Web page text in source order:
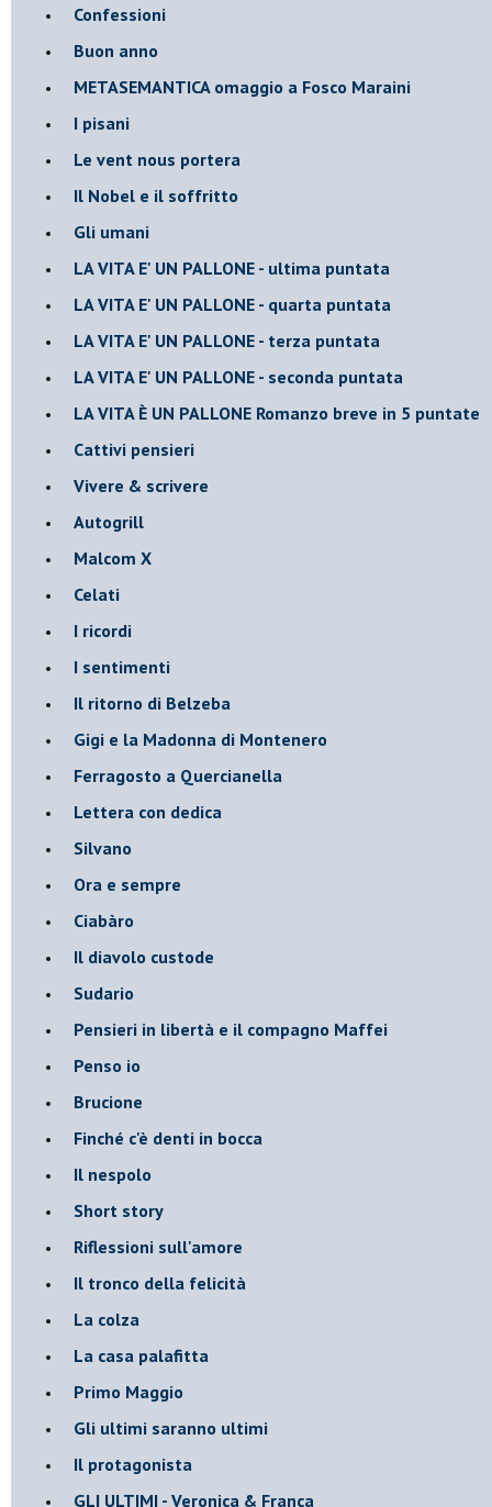
Confessioni
Buon anno
METASEMANTICA omaggio a Fosco Maraini
I pisani
Le vent nous portera
Il Nobel e il soffritto
Gli umani
LA VITA E' UN PALLONE - ultima puntata
LA VITA E' UN PALLONE - quarta puntata
LA VITA E' UN PALLONE - terza puntata
LA VITA E' UN PALLONE - seconda puntata
LA VITA È UN PALLONE Romanzo breve in 5 puntate
Cattivi pensieri
Vivere & scrivere
Autogrill
Malcom X
Celati
I ricordi
I sentimenti
Il ritorno di Belzeba
Gigi e la Madonna di Montenero
Ferragosto a Quercianella
Lettera con dedica
Silvano
Ora e sempre
Ciabàro
Il diavolo custode
Sudario
Pensieri in libertà e il compagno Maffei
Penso io
Brucione
Finché c'è denti in bocca
Il nespolo
Short story
Riflessioni sull'amore
Il tronco della felicità
La colza
La casa palafitta
Primo Maggio
Gli ultimi saranno ultimi
Il protagonista
GLI ULTIMI - Veronica & Franca